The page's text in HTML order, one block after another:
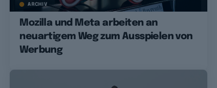
ARCHIV
Mozilla und Meta arbeiten an
neuartigem Weg zum Ausspielen von
Werbung